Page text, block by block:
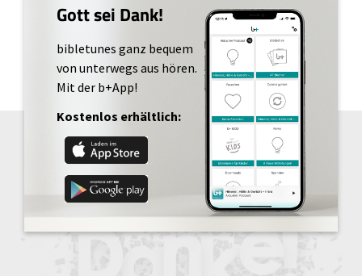
Gott sei Dank!
bibletunes ganz bequem
von unterwegs aus hören.
Mit der b+App!
Kostenlos erhältlich: